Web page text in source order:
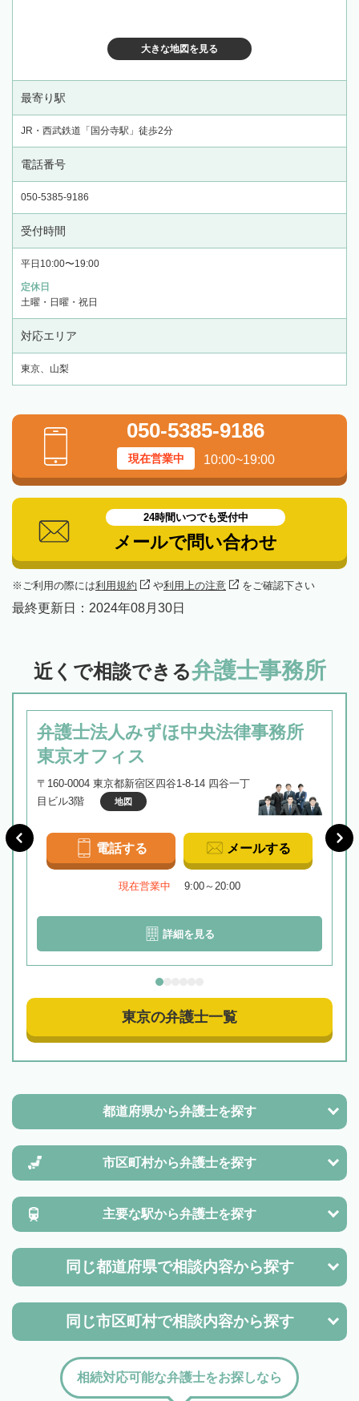
大きな地図を見る
最寄り駅
JR・西武鉄道「国分寺駅」徒歩2分
電話番号
050-5385-9186
受付時間
平日10:00〜19:00
定休日
土曜・日曜・祝日
対応エリア
東京、山梨
050-5385-9186
現在営業中 10:00~19:00
24時間いつでも受付中
メールで問い合わせ
ご利用の際には利用規約 や利用上の注意 をご確認下さい
最終更新日： 2024年08月30日
近くで相談できる弁護士事務所
弁護士法人みずほ中央法律事務所
東京オフィス
〒160-0004 東京都新宿区四谷1-8-14 四谷一丁
目ビル3階
地図
電話する メールする
現在営業中 9:00～20:00
詳細を見る
東京の弁護士一覧
都道府県から弁護士を探す
市区町村から弁護士を探す
主要な駅から弁護士を探す
同じ都道府県で相談内容から探す
同じ市区町村で相談内容から探す
相続対応可能な弁護士をお探しなら